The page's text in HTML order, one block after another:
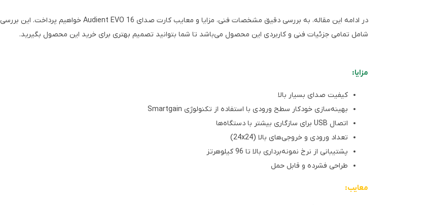
در ادامه این مقاله، به بررسی دقیق مشخصات فنی، مزایا و معایب کارت صدای Audient EVO 16 خواهیم پرداخت. این بررسی
شامل تمامی جزئیات فنی و کاربردی این محصول می‌باشد تا شما بتوانید تصمیم بهتری برای خرید این محصول بگیرید.
مزایا:
کیفیت صدای بسیار بالا
بهینه‌سازی خودکار سطح ورودی با استفاده از تکنولوژی Smartgain
اتصال USB برای سازگاری بیشتر با دستگاه‌ها
تعداد ورودی و خروجی‌های بالا (24x24)
پشتیبانی از نرخ نمونه‌برداری بالا تا 96 کیلوهرتز
طراحی فشرده و قابل حمل
معایب: